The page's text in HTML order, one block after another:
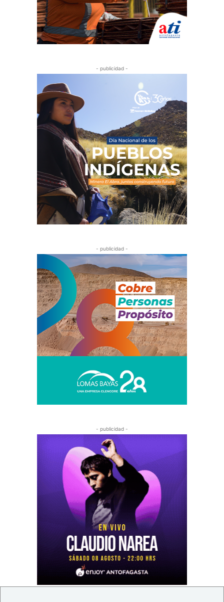
- publicidad -
- publicidad -
- publicidad -